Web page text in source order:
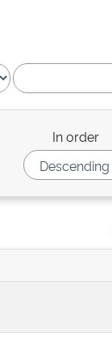
In order